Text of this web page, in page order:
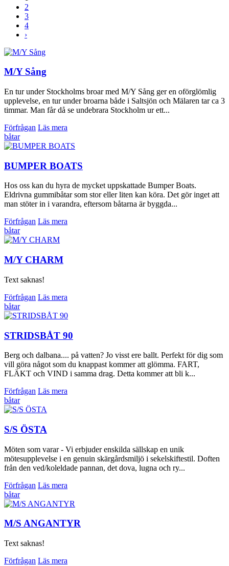
2
3
4
›
M/Y Sång
En tur under Stockholms broar med M/Y Sång ger en oförglömlig
upplevelse, en tur under broarna både i Saltsjön och Mälaren tar ca 3
timmar. Man får då se undebrara Stockholm ur ett...
Förfrågan Läs mera
båtar
BUMPER BOATS
Hos oss kan du hyra de mycket uppskattade Bumper Boats.
Eldrivna gummibåtar som stor eller liten kan köra. Det gör inget att
man stöter in i varandra, eftersom båtarna är byggda...
Förfrågan Läs mera
båtar
M/Y CHARM
Text saknas!
Förfrågan Läs mera
båtar
STRIDSBÅT 90
Berg och dalbana.... på vatten? Jo visst ere ballt. Perfekt för dig som
vill göra något som du knappast kommer att glömma. FART,
FLÄKT och VIND i samma drag. Detta kommer att bli k...
Förfrågan Läs mera
båtar
S/S ÖSTA
Möten som varar - Vi erbjuder enskilda sällskap en unik
mötesupplevelse i en genuin skärgårdsmiljö i sekelskiftestil. Doften
från den ved/koleldade pannan, det dova, lugna och ry...
Förfrågan Läs mera
båtar
M/S ANGANTYR
Text saknas!
Förfrågan Läs mera